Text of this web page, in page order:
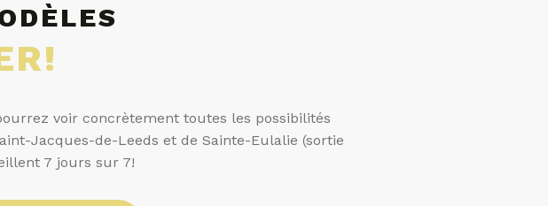
voir concrètement toutes les possibilités
Jacques-de-Leeds et de Sainte-Eulalie (sortie
7 jours sur 7!